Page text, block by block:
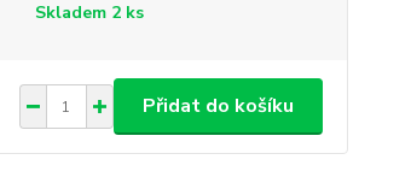
Skladem 2 ks
Přidat do košíku